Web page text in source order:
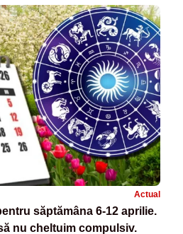
Actual
săptămâna 6-12 aprilie.
nu cheltuim compulsiv.